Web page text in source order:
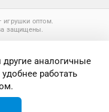
игрушки оптом.
защищены.
аналогичные
работать